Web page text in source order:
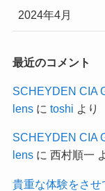
2024年4月
最近のコメント
SCHEYDEN CIA
lensに toshi より
SCHEYDEN CIA
lensに 西村順一
貴重な体験をさせ